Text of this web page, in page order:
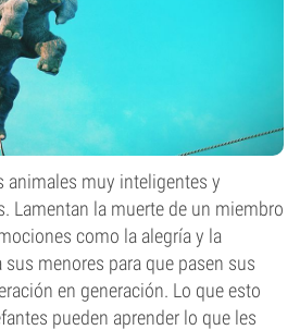
animales muy inteligentes y
Lamentan la muerte de un miembro
como la alegría y la
sus menores para que pasen sus
en generación. Lo que esto
pueden aprender lo que les